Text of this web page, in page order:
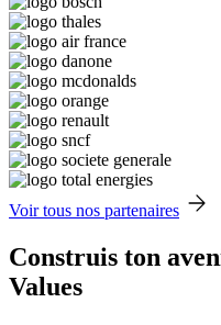
Voir tous nos partenaires
Construis ton
Values